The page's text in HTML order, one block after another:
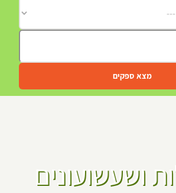
מצא ספקים
ושעשועונים